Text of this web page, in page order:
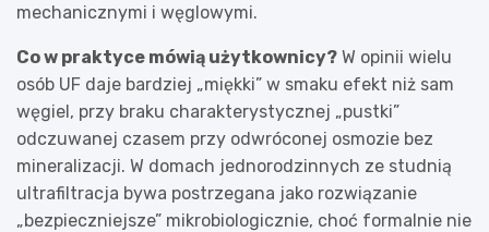
mechanicznymi i węglowymi.
Co w praktyce mówią użytkownicy? W opinii wielu
osób UF daje bardziej „miękki” w smaku efekt niż sam
węgiel, przy braku charakterystycznej „pustki”
odczuwanej czasem przy odwróconej osmozie bez
mineralizacji. W domach jednorodzinnych ze studnią
ultrafiltracja bywa postrzegana jako rozwiązanie
„bezpieczniejsze” mikrobiologicznie, choć formalnie nie